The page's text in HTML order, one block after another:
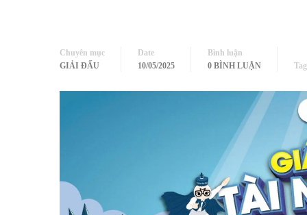
Chuyên mục
GIẢI ĐẤU
Date
10/05/2025
Bình luận
0 BÌNH LUẬN